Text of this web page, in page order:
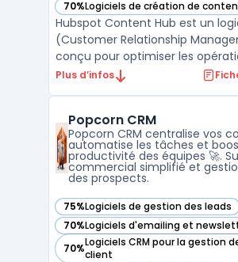
70%Logiciels de création de
— voir Hubspot Content Hub dans
Hubspot Content Hub est un
(Customer Relationship
conçu pour optimiser les
Commerce & Ventes.
DG, PDG et indépendants en
solution complète ...
Plus d’infos
Popcorn CRM
Popcorn CRM centralise vos
automatise les tâches et
productivité des équipes 🚀.
commercial simplifié et
des prospects.
75%Logiciels de gestion des leads
— voir Popcorn CRM dans cette
70%Logiciels d'emailing et
— voir Popcorn CRM dans cette
70%Logiciels CRM pour la gestion
client
— voir Popcorn CRM dans cette